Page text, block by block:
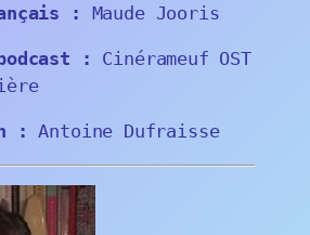
: Maude Jooris
:
Cinérameuf OST
: Antoine Dufraisse